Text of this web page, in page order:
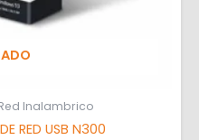
Inalambrico
RED USB N300